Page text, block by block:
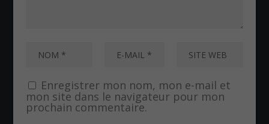
Enregistrer mon nom, mon e-mail et
mon site dans le navigateur pour mon
prochain commentaire.